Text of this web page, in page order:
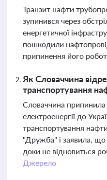
Транзит нафти
зупинився через
енергетичної
пошкодили
припинення його
Як Словаччина
транспортування
Словаччина припинила
електроенергії до
транспортування
"Дружба" і заявила,
доки не відновиться
Джерело